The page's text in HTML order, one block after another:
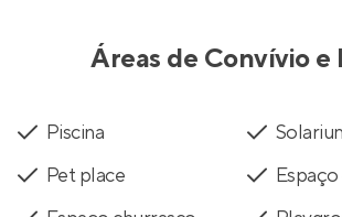
Áreas de Convívio e
Piscina
Pet place